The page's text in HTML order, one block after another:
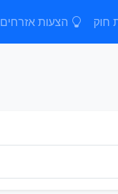
חוק הצעות אזרחים